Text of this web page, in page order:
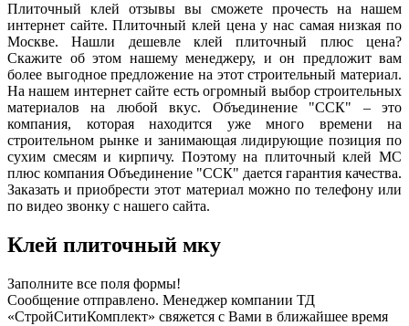
Плиточный клей отзывы вы сможете прочесть на нашем
интернет сайте. Плиточный клей цена у нас самая низкая по
Москве. Нашли дешевле клей плиточный плюс цена?
Скажите об этом нашему менеджеру, и он предложит вам
более выгодное предложение на этот строительный материал.
На нашем интернет сайте есть огромный выбор строительных
материалов на любой вкус. Объединение "ССК" – это
компания, которая находится уже много времени на
строительном рынке и занимающая лидирующие позиция по
сухим смесям и кирпичу. Поэтому на плиточный клей МС
плюс компания Объединение "ССК" дается гарантия качества.
Заказать и приобрести этот материал можно по телефону или
по видео звонку с нашего сайта.
Клей плиточный мку
Заполните все поля формы!
Сообщение отправлено. Менеджер компании ТД
«СтройСитиКомплект» свяжется с Вами в ближайшее время